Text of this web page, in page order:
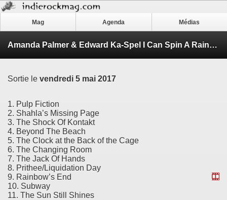
Mag Agenda Médias
Amanda Palmer & Edward Ka-Spel I Can Spin A Rainbow
Sortie le vendredi 5 mai 2017
1. Pulp Fiction
2. Shahla’s Missing Page
3. The Shock Of Kontakt
4. Beyond The Beach
5. The Clock at the Back of the Cage
6. The Changing Room
7. The Jack Of Hands
8. Prithee/Liquidation Day
9. Rainbow’s End
10. Subway
11. The Sun Still Shines